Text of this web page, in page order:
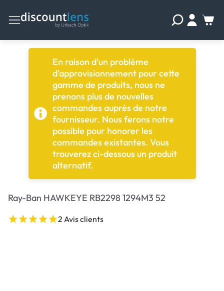
En raison d'un problème
d'approvisionnement pour cette
gamme de produits, nous ne
prenons plus de nouvelles
commandes auprès de notre
fournisseur. Nous ferons notre
possible pour honorer les
commandes existantes. Vous
trouverez ci-dessous un produit
alternatif.
Ray-Ban HAWKEYE RB2298 1294M3 52
2 Avis clients